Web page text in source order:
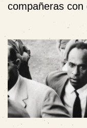
compañeras con